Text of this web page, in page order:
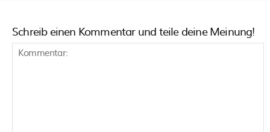
Schreib einen Kommentar und teile deine Meinung!